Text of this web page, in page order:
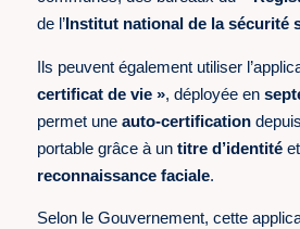
de l’Institut national de la sécurité
Ils peuvent également utiliser
certificat de vie », déployée en
permet uneauto-certification
portable grâce à untitre d’identité
reconnaissance faciale.
Selon le Gouvernement, cette